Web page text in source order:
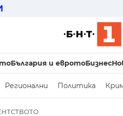
България и евротоБизнес
Регионални Политика